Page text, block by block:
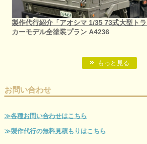
製作代行紹介「アオシマ 1/35 73式大型ト
カーモデル全塗装プラン A4236
もっと見る
お問い合わせ
≫各種お問い合わせはこちら
≫製作代行の無料見積もりはこちら